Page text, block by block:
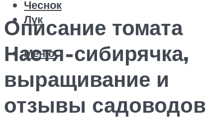
Чеснок
Лук
Меню
Описание томата
Настя-сибирячка,
выращивание и
отзывы садоводов